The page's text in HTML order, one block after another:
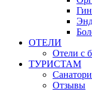
ОТЕЛИ
Отели с
ТУРИСТАМ
Отзывы